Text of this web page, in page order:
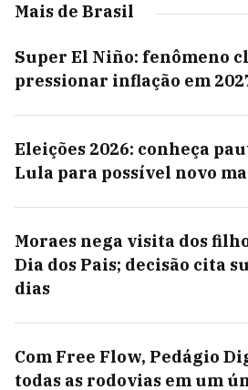
Mais de Brasil
Super El Niño: fenômeno
pressionar inflação em
Eleições 2026: conheça
Lula para possível novo
Moraes nega visita dos
Dia dos Pais; decisão cita
dias
Com Free Flow, Pedágio
todas as rodovias em um